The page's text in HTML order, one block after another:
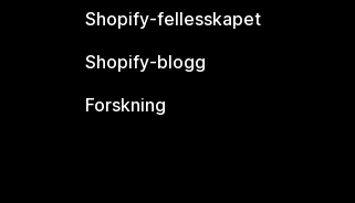
Shopify-fellesskapet
Shopify-blogg
Forskning